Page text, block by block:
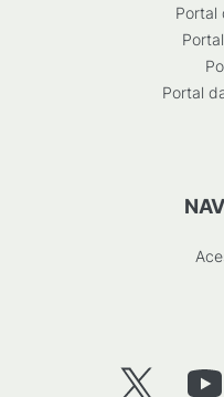
Portal
Portal